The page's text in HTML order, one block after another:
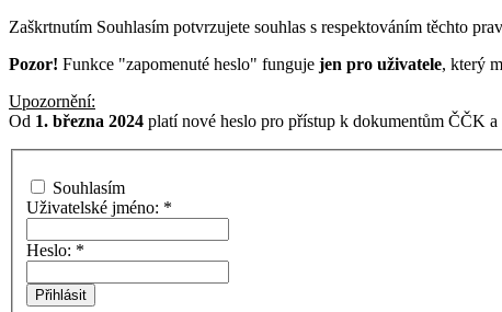
Zaškrtnutím Souhlasím potvrzujete souhlas s respektováním těchto
Pozor! Funkce "zapomenuté heslo" funguje jen pro uživatele, který
Upozornění:
Od 1. března 2024 platí nové heslo pro přístup k dokumentům ČČK
Souhlasím
Uživatelské jméno: *
Heslo: *